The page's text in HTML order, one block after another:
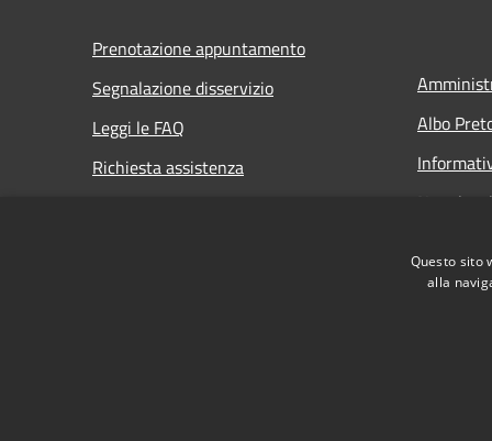
Prenotazione appuntamento
Segnalazione disservizio
Leggi le FAQ
Richiesta assistenza
Albo
Note
Questo sito
alla